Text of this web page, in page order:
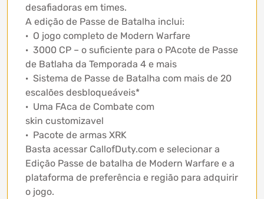
desafiadoras em times.
A edição de Passe de Batalha inclui:
· O jogo completo de Modern Warfare
· 3000 CP – o suficiente para o PAcote de Passe
de Batlaha da Temporada 4 e mais
· Sistema de Passe de Batalha com mais de 20
escalões desbloqueáveis*
· Uma FAca de Combate com
skin customizavel
· Pacote de armas XRK
Basta acessar CallofDuty.com e selecionar a
Edição Passe de batalha de Modern Warfare e a
plataforma de preferência e região para adquirir
o jogo.